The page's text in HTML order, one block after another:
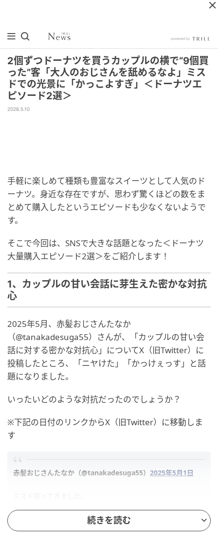
2個ずつドーナツを買うカップルの横で“9個買
った”客「大人のおじさんを舐めるなよ」ミス
ドでの光景に「かっこよすぎ」＜ドーナツエ
ピソード2選＞
2026.5.10
手軽に楽しめて種類も豊富なスイーツとして人気のド
ーナツ。身近な存在ですが、思わず驚くほどの数をま
とめて購入したというエピソードも少なくないようで
す。
そこで今回は、SNSで大きな話題となった＜ドーナツ
大量購入エピソード2選＞をご紹介します！
1、カップルの甘い会話に芽生えた密かな対抗
心
2025年5月、赤髪おじさんたなか
（@tanakadesuga55）さんが、「カップルの甘い会
話に対する密かな対抗心」についてX（旧Twitter）に
投稿したところ、「ニヤけた」「かっけぇっす」と話
題になりました。
いったいどのような対抗だったのでしょうか？
※下記の日付のリンクからX（旧Twitter）に移動しま
す
赤髪おじさんたなか（@tanakadesuga55） 2025年5月1日
選んでる後ろでカップルが2個ずつの合計4つ買ってました。
彼女が2個も食べれるかなーって言ってたら彼氏が食べきらん
かったら俺が食うよって優しいやり取りしてました。
続きを読む